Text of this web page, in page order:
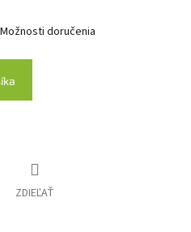
Možnosti doručenia
ZDIEĽAŤ